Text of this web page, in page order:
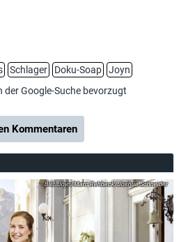
Schlager Doku-Soap
Joyn
der Google-Suche bevorzugt
Kommentaren
Joyn/Marc Rehbeck/Joshua Schneider